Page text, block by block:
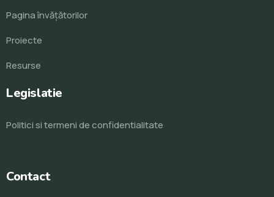
Pagina învăţătorilor
Proiecte
Resurse
Legislatie
Politici si termeni de confidentialitate
Contact